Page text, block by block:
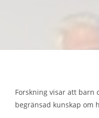
Forskning visar att
begränsad kunskap om